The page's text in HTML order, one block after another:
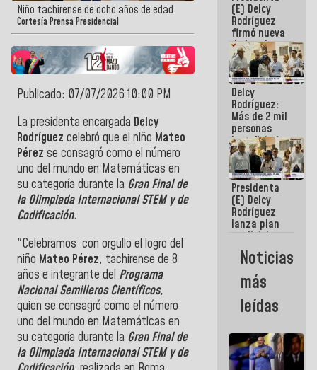
Niño tachirense de ocho años de edad
Cortesía Prensa Presidencial
Publicado: 07/07/2026 10:00 PM
La presidenta encargada Delcy
Rodríguez celebró que el niño Mateo
Pérez se consagró como el número
uno del mundo en Matemáticas en
su categoría durante la Gran Final de
la Olimpiada Internacional STEM y de
Codificación.
"Celebramos con orgullo el logro del
niño Mateo Pérez, tachirense de 8
años e integrante del Programa
Nacional Semilleros Científicos,
quien se consagró como el número
uno del mundo en Matemáticas en
su categoría durante la Gran Final de
la Olimpiada Internacional STEM y de
(E) Delcy
Rodríguez
firmó nueva
de Ley de
Arrendamiento
aprobada
por la AN
Delcy
Rodríguez:
Más de 2 mil
personas
beneficiadas
con planes
para
atención de
emergencia
sísmica en
la última
semana
Presidenta
(E) Delcy
Rodríguez
lanza plan
crediticio
con subsidio
a Juntas de
Condominio
Noticias
más
leídas